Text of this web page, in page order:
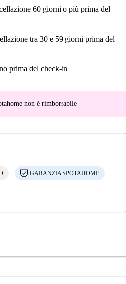
60 giorni o più prima del
tra 30 e 59 giorni prima del
prima del check-in
non è rimborsabile
GARANZIA SPOTAHOME